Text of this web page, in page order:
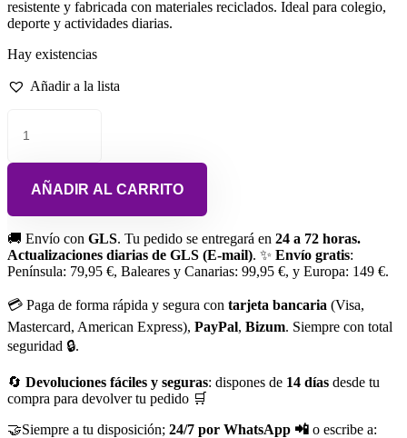
resistente y fabricada con materiales reciclados. Ideal para colegio,
deporte y actividades diarias.
Hay existencias
Añadir a la lista
AÑADIR AL CARRITO
🚚 Envío con GLS. Tu pedido se entregará en 24 a 72 horas.
Actualizaciones diarias de GLS (E-mail). ✨ Envío gratis:
Península: 79,95 €, Baleares y Canarias: 99,95 €, y Europa: 149 €.
💳 Paga de forma rápida y segura con tarjeta bancaria (Visa,
Mastercard, American Express), PayPal, Bizum. Siempre con total
seguridad 🔒.
🔄 Devoluciones fáciles y seguras: dispones de 14 días desde tu
compra para devolver tu pedido 🛒
🤝Siempre a tu disposición; 24/7 por WhatsApp 📲 o escribe a: